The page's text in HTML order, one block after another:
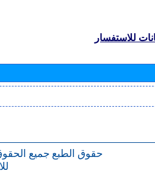
للاستفسار
حقوق الطبع جميع